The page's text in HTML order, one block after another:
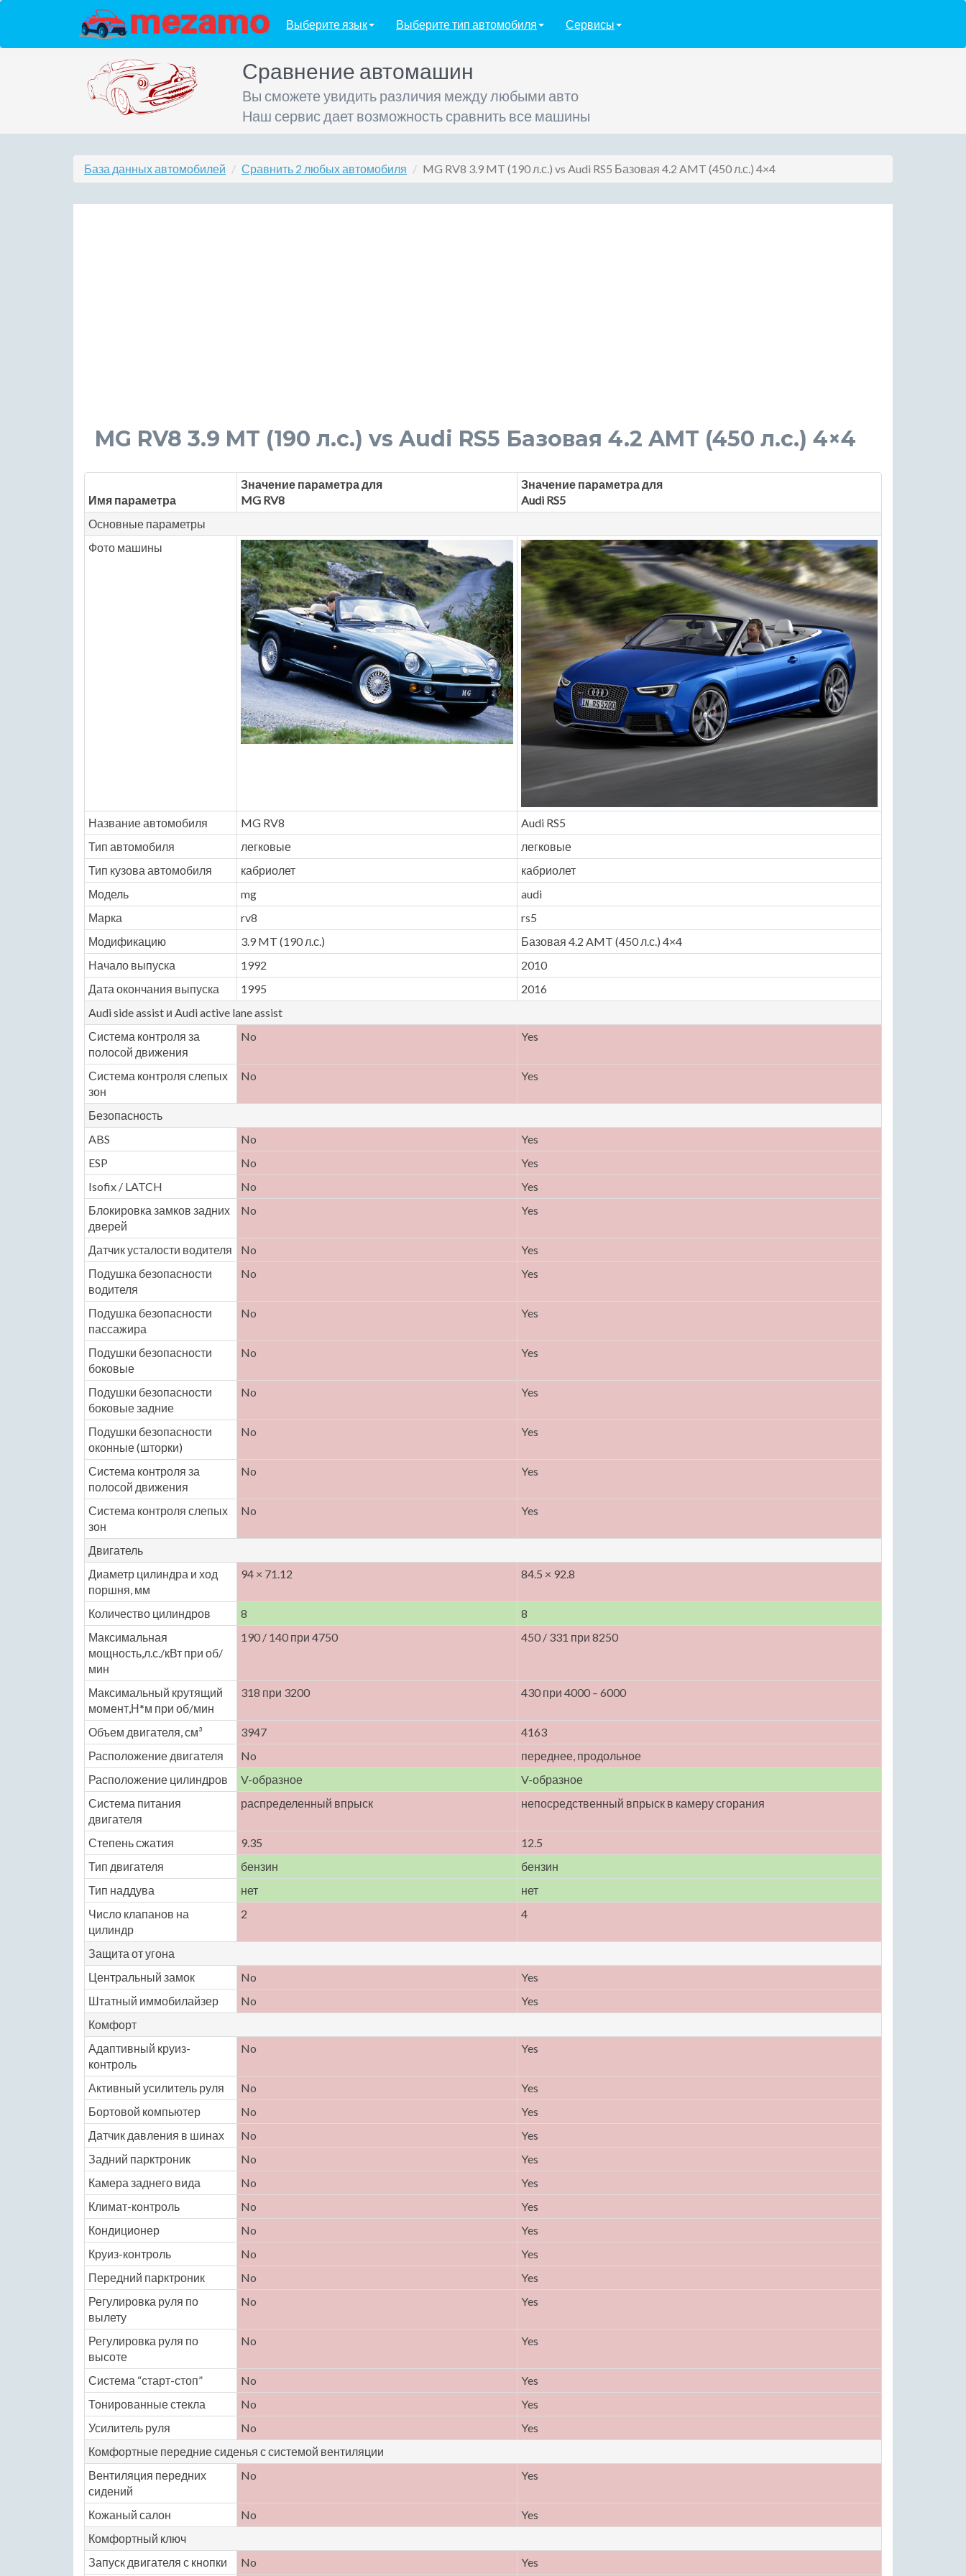
Выберите язык Выберите тип автомобиля Сервисы
Сравнение автомашин
Вы сможете увидить различия между любыми авто
Наш сервис дает возможность сравнить все машины
База данных автомобилей Сравнить 2 любых автомобиля MG RV8 3.9 MT (190 л.с.) vs Audi RS5 Базовая 4.2 AMT (450 л.с.) 4×4
MG RV8 3.9 MT (190 л.с.) vs Audi RS5 Базовая 4.2 AMT (450 л.с.) 4×4
Имя параметра
Значение параметра для
MG RV8
Значение параметра для
Audi RS5
Основные параметры
Фото машины
Название автомобиля MG RV8
Audi RS5
Тип автомобиля
легковые
легковые
Тип кузова автомобиля
кабриолет
кабриолет
Модель
mg
audi
Марка
rv8
rs5
Модификацию
3.9 MT (190 л.с.)
Базовая 4.2 AMT (450 л.с.) 4×4
Начало выпуска
1992
2010
Дата окончания выпуска
1995
2016
Audi side assist и Audi active lane assist
Система контроля за
полосой движения
No Yes
Система контроля слепых
зон
No Yes
Безопасность
ABS
No
Yes
ESP
No
Yes
Isofix / LATCH
No
Yes
Блокировка замков задних
дверей
No Yes
Датчик усталости водителя No
Yes
Подушка безопасности
водителя
No Yes
Подушка безопасности
пассажира
No Yes
Подушки безопасности
боковые
No Yes
Подушки безопасности
боковые задние
No Yes
Подушки безопасности
оконные (шторки)
No Yes
Система контроля за
полосой движения
No Yes
Система контроля слепых
зон
No Yes
Двигатель
Диаметр цилиндра и ход
поршня, мм
94 × 71.12 84.5 × 92.8
Количество цилиндров 8
8
Максимальная
мощность,л.с./кВт при об/
мин
190 / 140 при 4750 450 / 331 при 8250
Максимальный крутящий
момент,Н*м при об/мин
318 при 3200 430 при 4000 – 6000
Объем двигателя, см³ 3947
4163
Расположение двигателя
No
переднее, продольное
Расположение цилиндров
V-образное
V-образное
Система питания
двигателя
распределенный впрыск непосредственный впрыск в камеру сгорания
Степень сжатия 9.35
12.5
Тип двигателя
бензин
бензин
Тип наддува
нет
нет
Число клапанов на
цилиндр
2 4
Защита от угона
Центральный замок
No
Yes
Штатный иммобилайзер
No
Yes
Комфорт
Адаптивный круиз-
контроль
No Yes
Активный усилитель руля No
Yes
Бортовой компьютер
No
Yes
Датчик давления в шинах
No
Yes
Задний парктроник
No
Yes
Камера заднего вида
No
Yes
Климат-контроль
No
Yes
Кондиционер
No
Yes
Круиз-контроль
No
Yes
Передний парктроник
No
Yes
Регулировка руля по
вылету
No Yes
Регулировка руля по
высоте
No Yes
Система “старт-стоп” No
Yes
Тонированные стекла
No
Yes
Усилитель руля
No
Yes
Комфортные передние сиденья с системой вентиляции
Вентиляция передних
сидений
No Yes
Кожаный салон No
Yes
Комфортный ключ
Запуск двигателя с кнопки
No Yes